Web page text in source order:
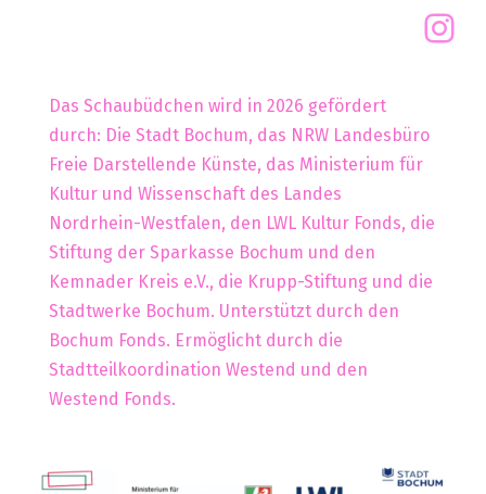
Das Schaubüdchen wird in 2026 gefördert
durch: Die Stadt Bochum, das NRW Landesbüro
Freie Darstellende Künste, das Ministerium für
Kultur und Wissenschaft des Landes
Nordrhein-Westfalen, den LWL Kultur Fonds, die
Stiftung der Sparkasse Bochum und den
Kemnader Kreis e.V., die Krupp-Stiftung und die
Stadtwerke Bochum. Unterstützt durch den
Bochum Fonds. Ermöglicht durch die
Stadtteilkoordination Westend und den
Westend Fonds.